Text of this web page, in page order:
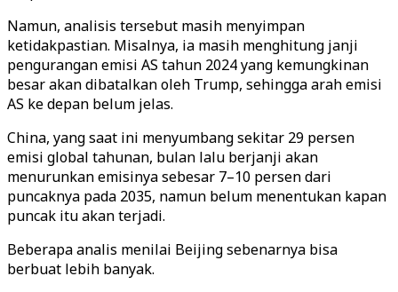
Namun, analisis tersebut masih menyimpan
ketidakpastian. Misalnya, ia masih menghitung janji
pengurangan emisi AS tahun 2024 yang kemungkinan
besar akan dibatalkan oleh Trump, sehingga arah emisi
AS ke depan belum jelas.
China, yang saat ini menyumbang sekitar 29 persen
emisi global tahunan, bulan lalu berjanji akan
menurunkan emisinya sebesar 7–10 persen dari
puncaknya pada 2035, namun belum menentukan kapan
puncak itu akan terjadi.
Beberapa analis menilai Beijing sebenarnya bisa
berbuat lebih banyak.